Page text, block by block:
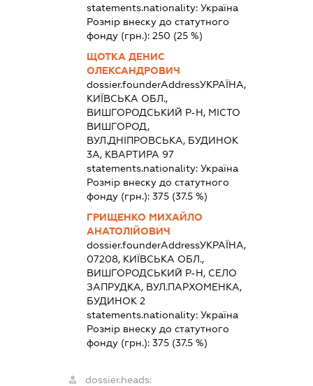
statements.nationality: Україна
Розмір внеску до статутного
фонду (грн.): 250 (25 %)
ЩОТКА ДЕНИС
ОЛЕКСАНДРОВИЧ
dossier.founderAddressУКРАЇНА,
КИЇВСЬКА ОБЛ.,
ВИШГОРОДСЬКИЙ Р-Н, МІСТО
ВИШГОРОД,
ВУЛ.ДНІПРОВСЬКА, БУДИНОК
3А, КВАРТИРА 97
statements.nationality: Україна
Розмір внеску до статутного
фонду (грн.): 375(37.5 %)
ГРИЩЕНКО МИХАЙЛО
АНАТОЛІЙОВИЧ
dossier.founderAddressУКРАЇНА,
07208, КИЇВСЬКА ОБЛ.,
ВИШГОРОДСЬКИЙ Р-Н, СЕЛО
ЗАПРУДКА, ВУЛ.ПАРХОМЕНКА,
БУДИНОК 2
statements.nationality: Україна
Розмір внеску до статутного
фонду (грн.): 375(37.5 %)
dossier.heads: